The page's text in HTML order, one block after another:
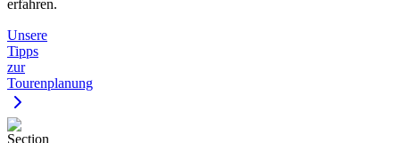
erfahren.
Unsere
Tipps
zur
Tourenplanung